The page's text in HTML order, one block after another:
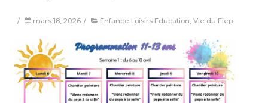
/ mars 18, 2026 / Enfance Loisirs Education Vie du Flep